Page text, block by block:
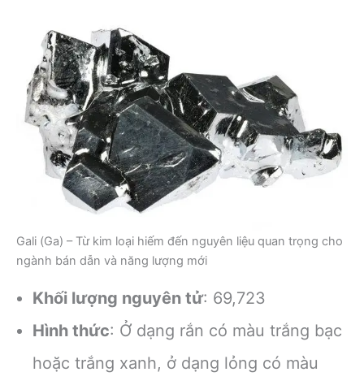
Gali (Ga) – Từ kim loại hiếm đến nguyên liệu quan trọng cho
ngành bán dẫn và năng lượng mới
Khối lượng nguyên tử: 69,723
Hình thức: Ở dạng rắn có màu trắng bạc
hoặc trắng xanh, ở dạng lỏng có màu